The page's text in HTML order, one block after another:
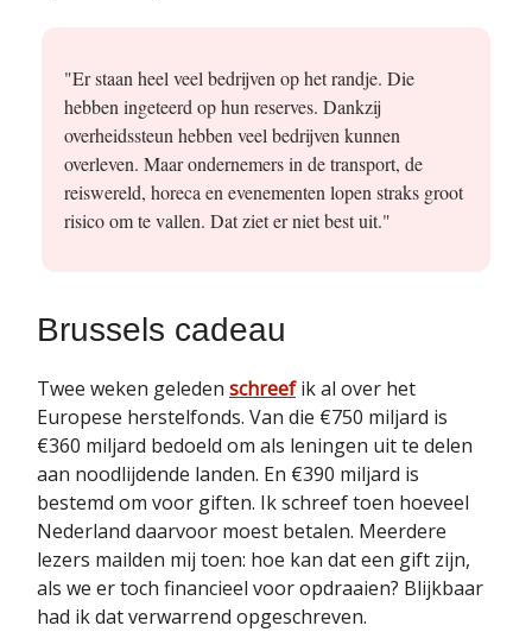
"Er staan heel veel bedrijven op het randje. Die
hebben ingeteerd op hun reserves. Dankzij
overheidssteun hebben veel bedrijven kunnen
overleven. Maar ondernemers in de transport, de
reiswereld, horeca en evenementen lopen straks groot
risico om te vallen. Dat ziet er niet best uit."
Brussels cadeau
Twee weken geleden schreefik al over het
Europese herstelfonds. Van die €750 miljard is
€360 miljard bedoeld om als leningen uit te delen
aan noodlijdende landen. En €390 miljard is
bestemd om voor giften. Ik schreef toen hoeveel
Nederland daarvoor moest betalen. Meerdere
lezers mailden mij toen: hoe kan dat een gift zijn,
als we er toch financieel voor opdraaien? Blijkbaar
had ik dat verwarrend opgeschreven.